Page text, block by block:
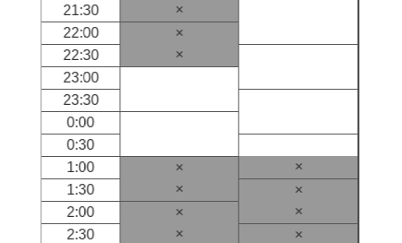
21:30
×
22:00
×
22:30
×
23:00
23:30
0:00
0:30
1:00
×
×
1:30
×
×
2:00
×
×
2:30
×
×